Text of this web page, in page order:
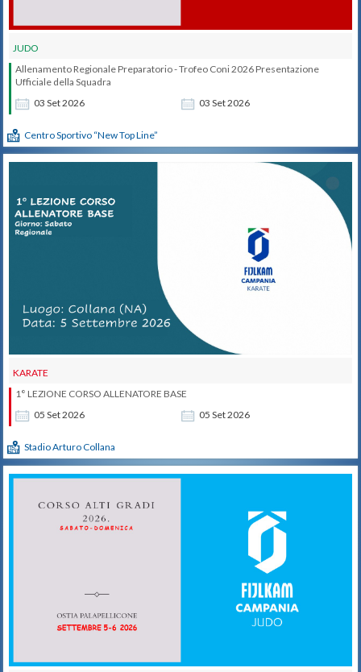
JUDO
03 Set2026 03 Set2026
Allenamento Regionale Preparatorio - Trofeo Coni 2026 Presentazione
Ufficiale della Squadra
Centro Sportivo “New Top Line”
KARATE
05 Set2026 05 Set2026
1° LEZIONE CORSO ALLENATORE BASE
Stadio Arturo Collana